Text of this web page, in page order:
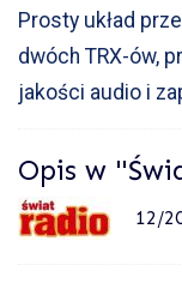
Prosty układ
dwóch TRX-ów,
jakości audio i
Opis w
12/